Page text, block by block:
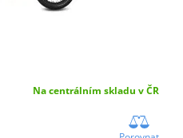
Na centrálním skladu v ČR